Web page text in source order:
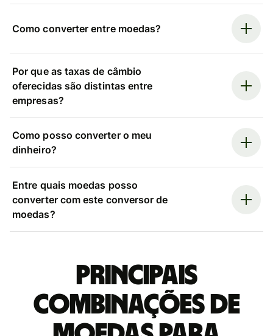
Como converter entre moedas?
Por que as taxas de câmbio
oferecidas são distintas entre
empresas?
Como posso converter o meu
dinheiro?
Entre quais moedas posso
converter com este conversor de
moedas?
Principais
combinações de